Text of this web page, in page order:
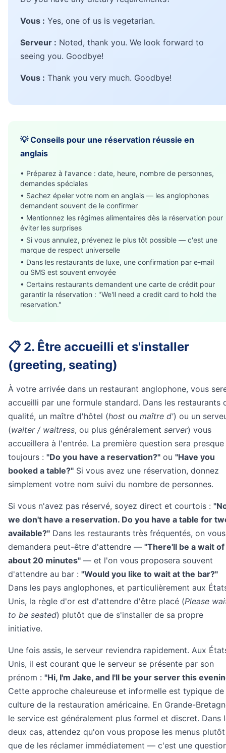
Vous : Yes, one of us is vegetarian.
Serveur : Noted, thank you. We look forward to
seeing you. Goodbye!
Vous : Thank you very much. Goodbye!
💡 Conseils pour une réservation réussie en
anglais
• Préparez à l'avance : date, heure, nombre de personnes,
demandes spéciales
• Sachez épeler votre nom en anglais — les anglophones
demandent souvent de le confirmer
• Mentionnez les régimes alimentaires dès la réservation pour
éviter les surprises
• Si vous annulez, prévenez le plus tôt possible — c'est une
marque de respect universelle
• Dans les restaurants de luxe, une confirmation par e-mail
ou SMS est souvent envoyée
• Certains restaurants demandent une carte de crédit pour
garantir la réservation : "We'll need a credit card to hold the
reservation."
📋 2. Être accueilli et s'installer
(greeting, seating)
À votre arrivée dans un restaurant anglophone, vous
accueilli par une formule standard. Dans les restaurants
qualité, un maître d'hôtel (host ou maître d') ou un
(waiter / waitress, ou plus généralement server) vous
accueillera à l'entrée. La première question sera presque
toujours : "Do you have a reservation?" ou "Have you
booked a table?" Si vous avez une réservation, donnez
simplement votre nom suivi du nombre de personnes.
Si vous n'avez pas réservé, soyez direct et courtois :
we don't have a reservation. Do you have a table for
available?" Dans les restaurants très fréquentés, on vous
demandera peut-être d'attendre — "There'll be a wait of
about 20 minutes" — et l'on vous proposera souvent
d'attendre au bar : "Would you like to wait at the bar?"
Dans les pays anglophones, et particulièrement aux
Unis, la règle d'or est d'attendre d'être placé (Please
to be seated) plutôt que de s'installer de sa propre
initiative.
Une fois assis, le serveur reviendra rapidement. Aux
Unis, il est courant que le serveur se présente par son
prénom : "Hi, I'm Jake, and I'll be your server this
Cette approche chaleureuse et informelle est typique de
culture de la restauration américaine. En Grande-
le service est généralement plus formel et discret. Dans
deux cas, attendez qu'on vous propose les menus plutôt
que de les réclamer immédiatement — c'est une